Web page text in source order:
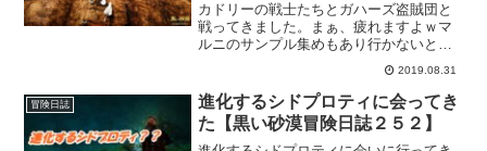
カドリーの戦士たちとガハーズ盗賊団と
戦ってきました。まぁ、疲れますよｗマ
ルニのサンプル集めもあり行かないと終
わらなかったカドリーと、メインクエス
トをこなすのにガハーズ。どちらも苦手
な狩場なので、ちょいと辛かったです。
でも、そのご褒美なのかどうなのか、新
しいものを発見したりもできたので面白
2019.08.31
冒険日誌
進化するシドプロティに会ってき
た【黒い砂漠冒険日誌２５２】